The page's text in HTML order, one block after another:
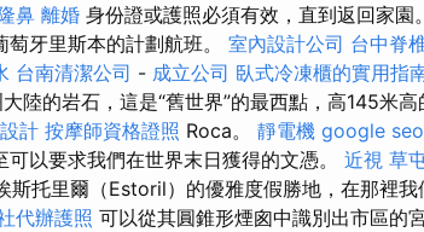
鼻 離婚 身份證或護照必須有效，直到返回家園
牙里斯本的計劃航班。 室內設計公司 台中脊
台南清潔公司 - 成立公司 臥式冷凍櫃的實用指
陸的岩石，這是“舊世界”的最西點，高145米
計 按摩師資格證照 Roca。 靜電機 google
可以要求我們在世界末日獲得的文憑。 近視 草
托里爾（Estoril）的優雅度假勝地，在那裡我
代辦護照 可以從其圓錐形煙囪中識別出市區的